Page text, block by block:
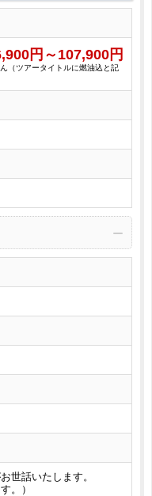
円～ 107,900 円
（ツアータイトルに燃油込と記
世話いたします。
。）